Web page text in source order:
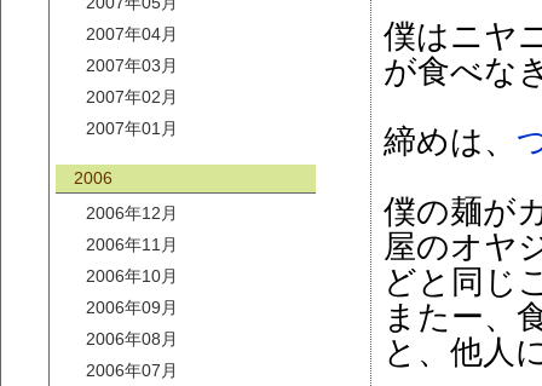
2007年04月
2007年03月
2007年02月
2007年01月
2006
2006年12月
2006年11月
2006年10月
2006年09月
2006年08月
2006年07月
僕はニヤ
が食べな
締めは、
僕の麺が
屋のオヤ
どと同じ
またー、
と、他人